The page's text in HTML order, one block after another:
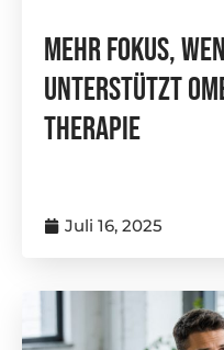
Mehr Fokus,
Unterstützt
Therapie
Juli 16, 2025